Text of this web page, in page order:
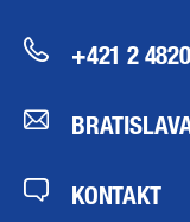
+421 2
KONTAKT